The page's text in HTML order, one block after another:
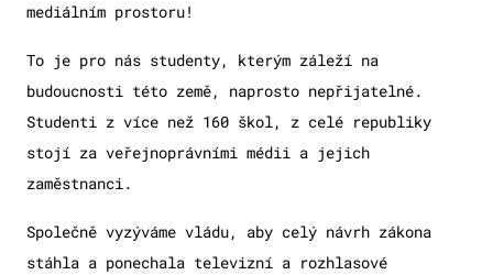
mediálním prostoru!
To je pro nás studenty, kterým záleží na
budoucnosti této země, naprosto nepřijatelné.
Studenti z více než 160 škol, z celé republiky
stojí za veřejnoprávními médii a jejich
zaměstnanci.
Společně vyzýváme vládu, aby celý návrh zákona
stáhla a ponechala televizní a rozhlasové